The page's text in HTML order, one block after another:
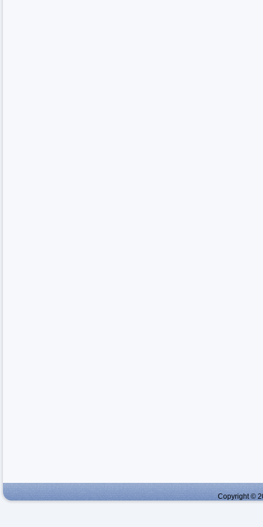
Copyright ©